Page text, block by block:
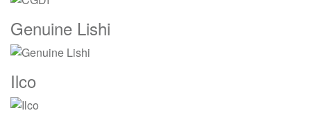
Genuine Lishi
Ilco